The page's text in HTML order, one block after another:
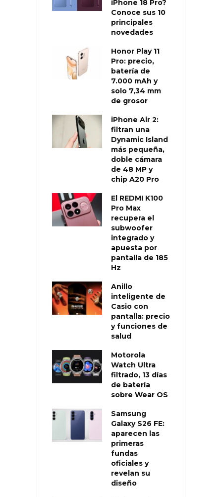
iPhone 18 Pro?
Conoce sus 10
principales
novedades
Honor Play 11
Pro: precio,
batería de
7.000 mAh y
solo 7,34 mm
de grosor
iPhone Air 2:
filtran una
Dynamic Island
más pequeña,
doble cámara
de 48 MP y
chip A20 Pro
El REDMI K100
Pro Max
recupera el
subwoofer
integrado y
apuesta por
pantalla de 185
Hz
Anillo
inteligente de
Casio con
pantalla: precio
y funciones de
salud
Motorola
Watch Ultra
filtrado, 13 días
de batería
sobre Wear OS
Samsung
Galaxy S26 FE:
aparecen las
primeras
fundas
oficiales y
revelan su
diseño